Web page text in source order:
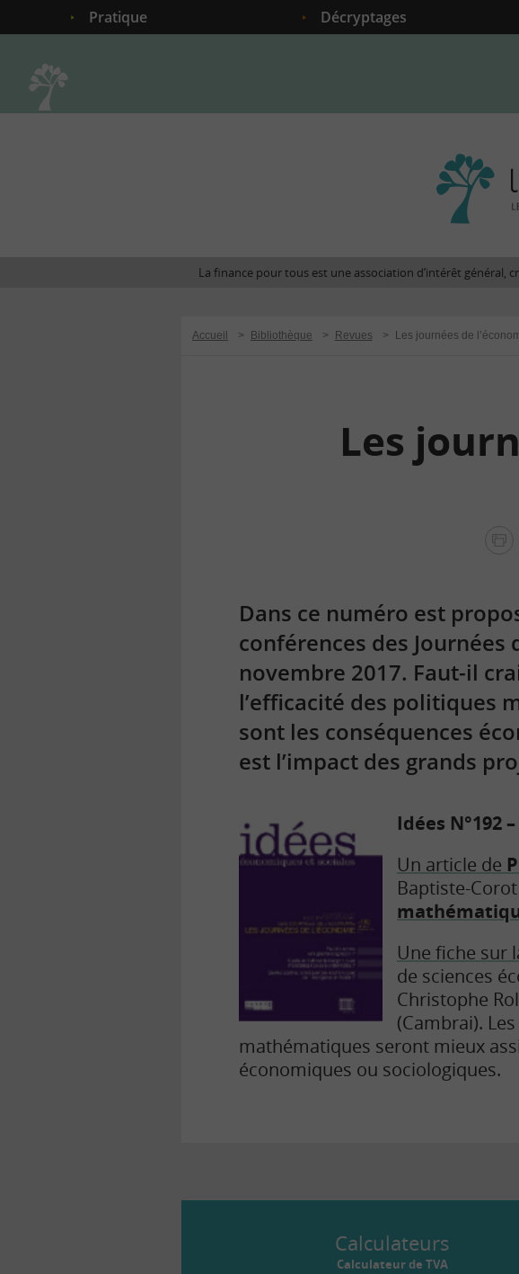
Pratique Décryptages
La finance pour tous est une association d’intérêt général,
Accueil > Bibliothèque > Revues > Les journées de
Les
Dans ce numéro est
conférences des Journées
novembre 2017. Faut-il
l’efficacité des politiques
sont les conséquences
est l’impact des grands
Idées N°192 –
Un article de
Baptiste-
Une fiche sur
de sciences
Christophe
(Cambrai).
mathématiques seront mieux
économiques ou sociologiques.
Calculateurs
Calculateur de TVA